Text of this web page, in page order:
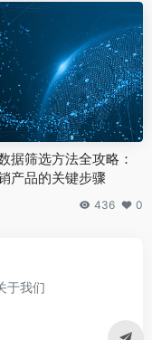
据筛选方法全攻略：
产品的关键步骤
436 0
于我们